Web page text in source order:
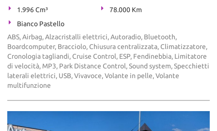
1.996 Cm³
78.000 Km
Bianco Pastello
ABS, Airbag, Alzacristalli elettrici, Autoradio, Bluetooth,
Boardcomputer, Bracciolo, Chiusura centralizzata, Climatizzatore,
Cronologia tagliandi, Cruise Control, ESP, Fendinebbia, Limitatore
di velocità, MP3, Park Distance Control, Sound system, Specchietti
laterali elettrici, USB, Vivavoce, Volante in pelle, Volante
multifunzione